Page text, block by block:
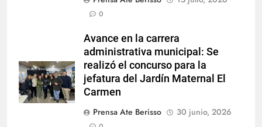
0
Avance en la carrera
administrativa municipal: Se
realizó el concurso para la
jefatura del Jardín Maternal El
Carmen
Prensa Ate Berisso
30 junio, 2026